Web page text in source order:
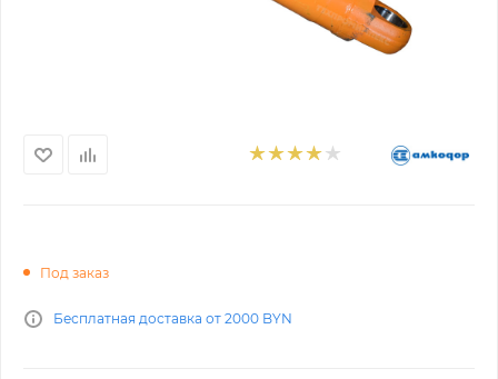
Под заказ
Бесплатная доставка от 2000 BYN